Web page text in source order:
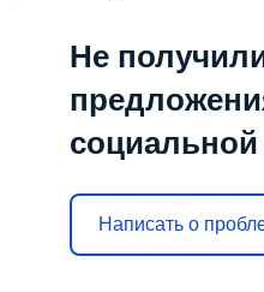
Не
Написать о